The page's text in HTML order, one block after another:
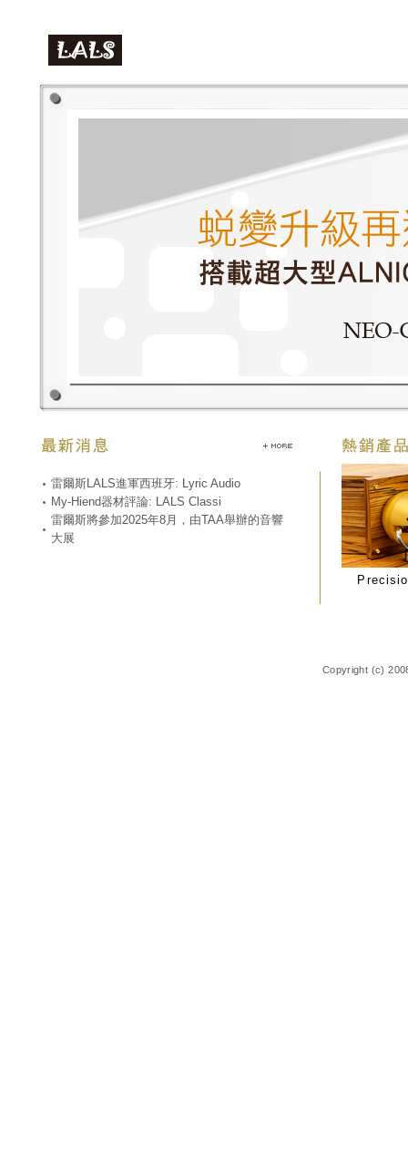
雷爾斯LALS進軍西班牙: Lyric Audio
My-Hiend器材評論: LALS Classi
雷爾斯將參加2025年8月，由TAA舉辦的音響
大展
Copyright (c)